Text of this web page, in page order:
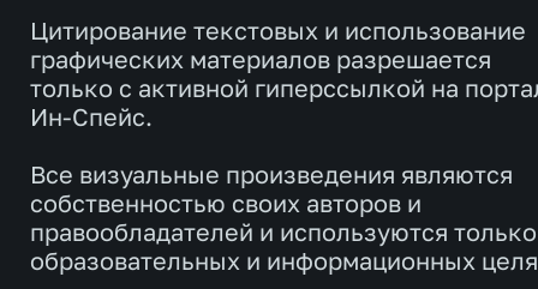
Цитирование текстовых и использование
графических материалов разрешается
только с активной гиперссылкой на
Ин-Спейс.
Все визуальные произведения являются
собственностью своих авторов и
правообладателей и используются
образовательных и информационных